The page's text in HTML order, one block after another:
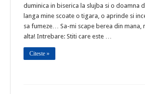
duminica in biserica la slujba si o doamna
langa mine scoate o tigara, o aprinde si
sa fumeze… Sa-mi scape berea din mana,
alta! Intrebare: Stiti care este …
Citeste »